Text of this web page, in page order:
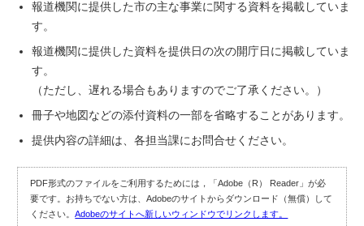
報道機関に提供した市の主な事業に関する資料を掲載していま
す。
報道機関に提供した資料を提供日の次の開庁日に掲載していま
す。
（ただし、遅れる場合もありますのでご了承ください。）
冊子や地図などの添付資料の一部を省略することがあります。
提供内容の詳細は、各担当課にお問合せください。
PDF形式のファイルをご利用するためには，「Adobe（R） Reader」が必
要です。お持ちでない方は、Adobeのサイトからダウンロード（無償）して
ください。Adobeのサイトへ新しいウィンドウでリンクします。